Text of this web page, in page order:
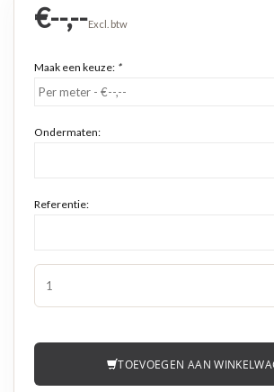
€--,--Excl. btw
Maak een keuze: *
Ondermaten:
Referentie:
TOEVOEGEN AAN